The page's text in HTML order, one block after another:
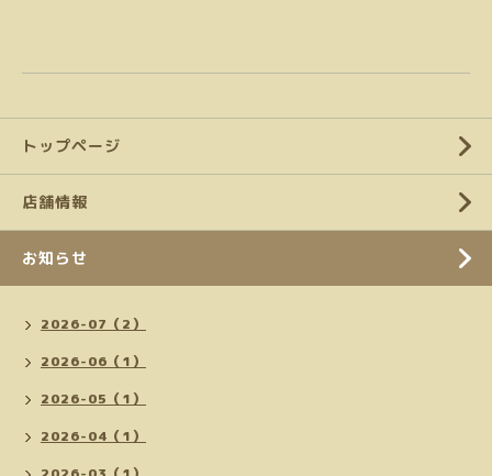
トップページ
店舗情報
お知らせ
2026-07（2）
2026-06（1）
2026-05（1）
2026-04（1）